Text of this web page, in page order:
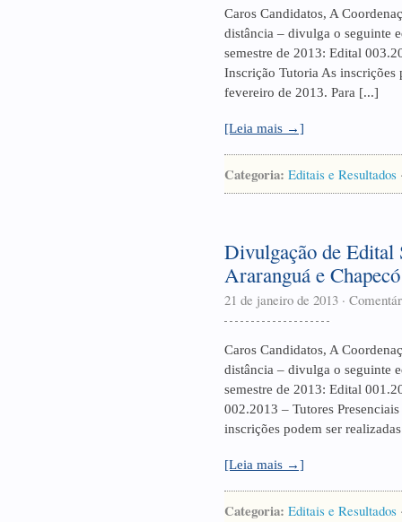
Caros Candidatos, A
distância – divulga o seguinte
semestre de 2013: Edital
Inscrição Tutoria As inscrições
fevereiro de 2013. Para [...]
[Leia mais →]
Categoria: Editais e Resultados
Divulgação de Edital
Araranguá e Chapecó
21 de janeiro de 2013 ·
Caros Candidatos, A
distância – divulga o seguinte
semestre de 2013: Edital
002.2013 – Tutores
inscrições podem ser
[Leia mais →]
Categoria: Editais e Resultados